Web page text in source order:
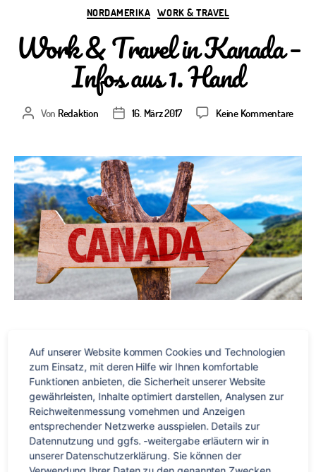
Kategorien
NORDAMERIKA WORK & TRAVEL
Work & Travel in Kanada –
Infos aus 1. Hand
Beitragsautor
Von Redaktion Veröffentlichungsdatum
16. März 2017 Keine Kommentarezu
in
–
Infos
aus
1.
Hand
Unabhängig sein, durch das Land reisen und sich alles mit
verschiedenen Jobs finanzieren. Diese Aussichten ziehen
viele junge Menschen für einen Work & Travel-Aufenthalt
nach Kanada. Doch wie läuft die Reise vor Ort denn
überhaupt genau ab? Was haben andere Work & Traveller
zu erzählen? Und welche Tipps und Tricks können sie dir
geben? All […]
Auf unserer Website kommen Cookies und Technologien
zum Einsatz, mit deren Hilfe wir Ihnen komfortable
Funktionen anbieten, die Sicherheit unserer Website
gewährleisten, Inhalte optimiert darstellen, Analysen zur
Reichweitenmessung vornehmen und Anzeigen
entsprechender Netzwerke ausspielen. Details zur
Datennutzung und ggfs. -weitergabe erläutern wir in
unserer Datenschutzerklärung. Sie können der